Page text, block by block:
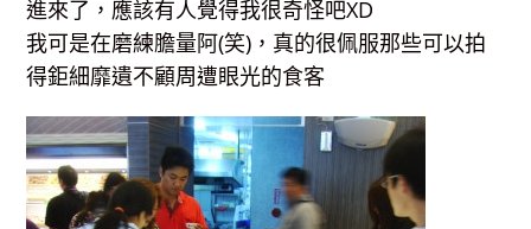
進來了，應該有人覺得我很奇怪吧XD
我可是在磨練膽量阿(笑)，真的很佩服那些可以拍
得鉅細靡遺不顧周遭眼光的食客